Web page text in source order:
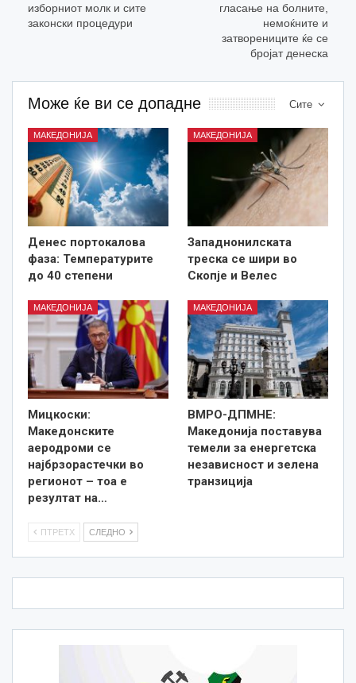
изборниот молк и сите
законски процедури
гласање на болните,
немоќните и
затворениците ќе се
бројат денеска
Сите
Може ќе ви се допадне
МАКЕДОНИЈА
Денес портокалова
фаза: Температурите
до 40 степени
МАКЕДОНИЈА
Западнонилската
треска се шири во
Скопје и Велес
МАКЕДОНИЈА
Мицкоски:
Македонските
аеродроми се
најбрзорастечки во
регионот – тоа е
резултат на…
МАКЕДОНИЈА
ВМРО-ДПМНЕ:
Македонија поставува
темели за енергетска
независност и зелена
транзиција
ПТРЕТХ СЛЕДНО